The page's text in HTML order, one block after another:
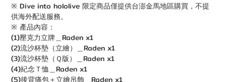
※ Dive into hololive 限定商品僅提供台澎金馬地區購買，不提
供海外配送服務。
※ 產品內容：
(1)壓克力立牌＿Raden x1
(2)流沙杯墊（立繪）＿Raden x1
(3)流沙杯墊（Ｑ版）＿Raden x1
(4)紀念Ｔ恤＿Raden x1
(5)後背痛包＋立繪吊飾＿Raden x1